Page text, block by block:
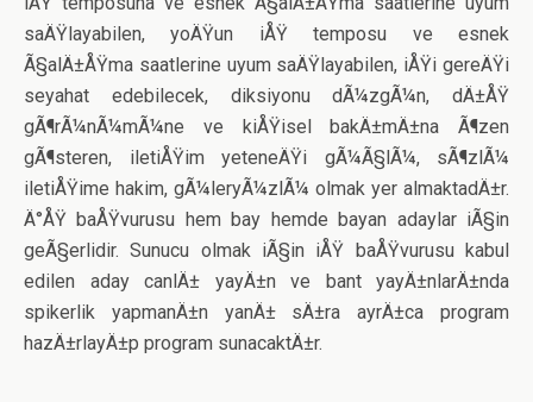
saÄŸlayabilen, yoÄŸun iÅŸ temposu ve esnek
Ã§alÄ±ÅŸma saatlerine uyum saÄŸlayabilen, iÅŸi gereÄŸi
seyahat edebilecek, diksiyonu dÃ¼zgÃ¼n, dÄ±ÅŸ
gÃ¶rÃ¼nÃ¼mÃ¼ne ve kiÅŸisel bakÄ±mÄ±na Ã¶zen
gÃ¶steren, iletiÅŸim yeteneÄŸi gÃ¼Ã§lÃ¼, sÃ¶zlÃ¼
iletiÅŸime hakim, gÃ¼leryÃ¼zlÃ¼ olmak yer almaktadÄ±r.
Ä°ÅŸ baÅŸvurusu hem bay hemde bayan adaylar iÃ§in
geÃ§erlidir. Sunucu olmak iÃ§in iÅŸ baÅŸvurusu kabul
edilen aday canlÄ± yayÄ±n ve bant yayÄ±nlarÄ±nda
spikerlik yapmanÄ±n yanÄ± sÄ±ra ayrÄ±ca program
hazÄ±rlayÄ±p program sunacaktÄ±r.